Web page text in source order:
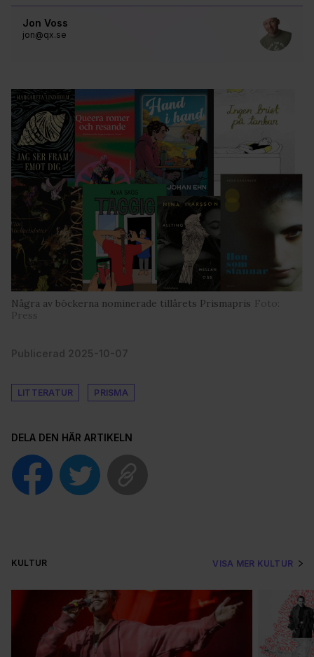
Jon Voss
jon@qx.se
Några av böckerna nominerade tillårets Prismapris Foto:
Press
Publicerad 2025-10-07
LITTERATUR PRISMA
DELA DEN HÄR ARTIKELN
KULTUR VISA MER KULTUR